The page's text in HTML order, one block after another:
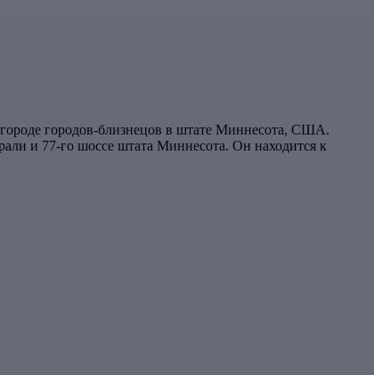
городов-близнецов в штате Миннесота, США.
и 77-го шоссе штата Миннесота. Он находится к